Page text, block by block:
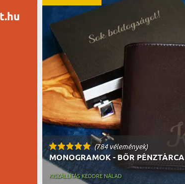
(784 vélemények)
MONOGRAMOK - BŐR PÉNZTÁRCA
KISZÁLLÍTÁS KEDDRE NÁLAD